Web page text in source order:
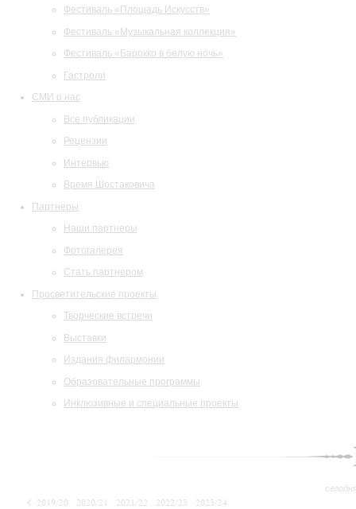
Фестиваль «Площадь Искусств»
Фестиваль «Музыкальная коллекция»
Фестиваль «Барокко в белую ночь»
Гастроли
СМИ о нас
Все публикации
Рецензии
Интервью
Время Шостаковича
Партнеры
Наши партнеры
Фотогалерея
Стать партнером
Просветительские проекты
Творческие встречи
Выставки
Издания филармонии
Образовательные программы
Инклюзивные и специальные проекты
2019/20 2020/21 2021/22 2022/23
2023/24